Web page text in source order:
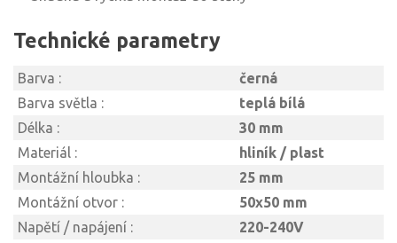
Technické parametry
Barva :
černá
Barva světla :
teplá bílá
Délka :
30 mm
Materiál :
hliník / plast
Montážní hloubka :
25 mm
Montážní otvor :
50x50 mm
Napětí / napájení :
220-240V